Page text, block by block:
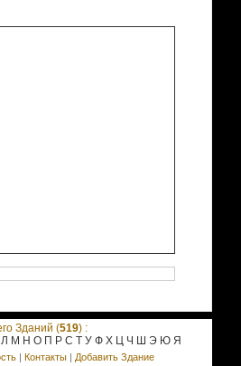
Зданий (519) :
Л М Н О П Р С Т У Ф Х Ц Ч Ш Э Ю Я
|Контакты | Добавить Здание